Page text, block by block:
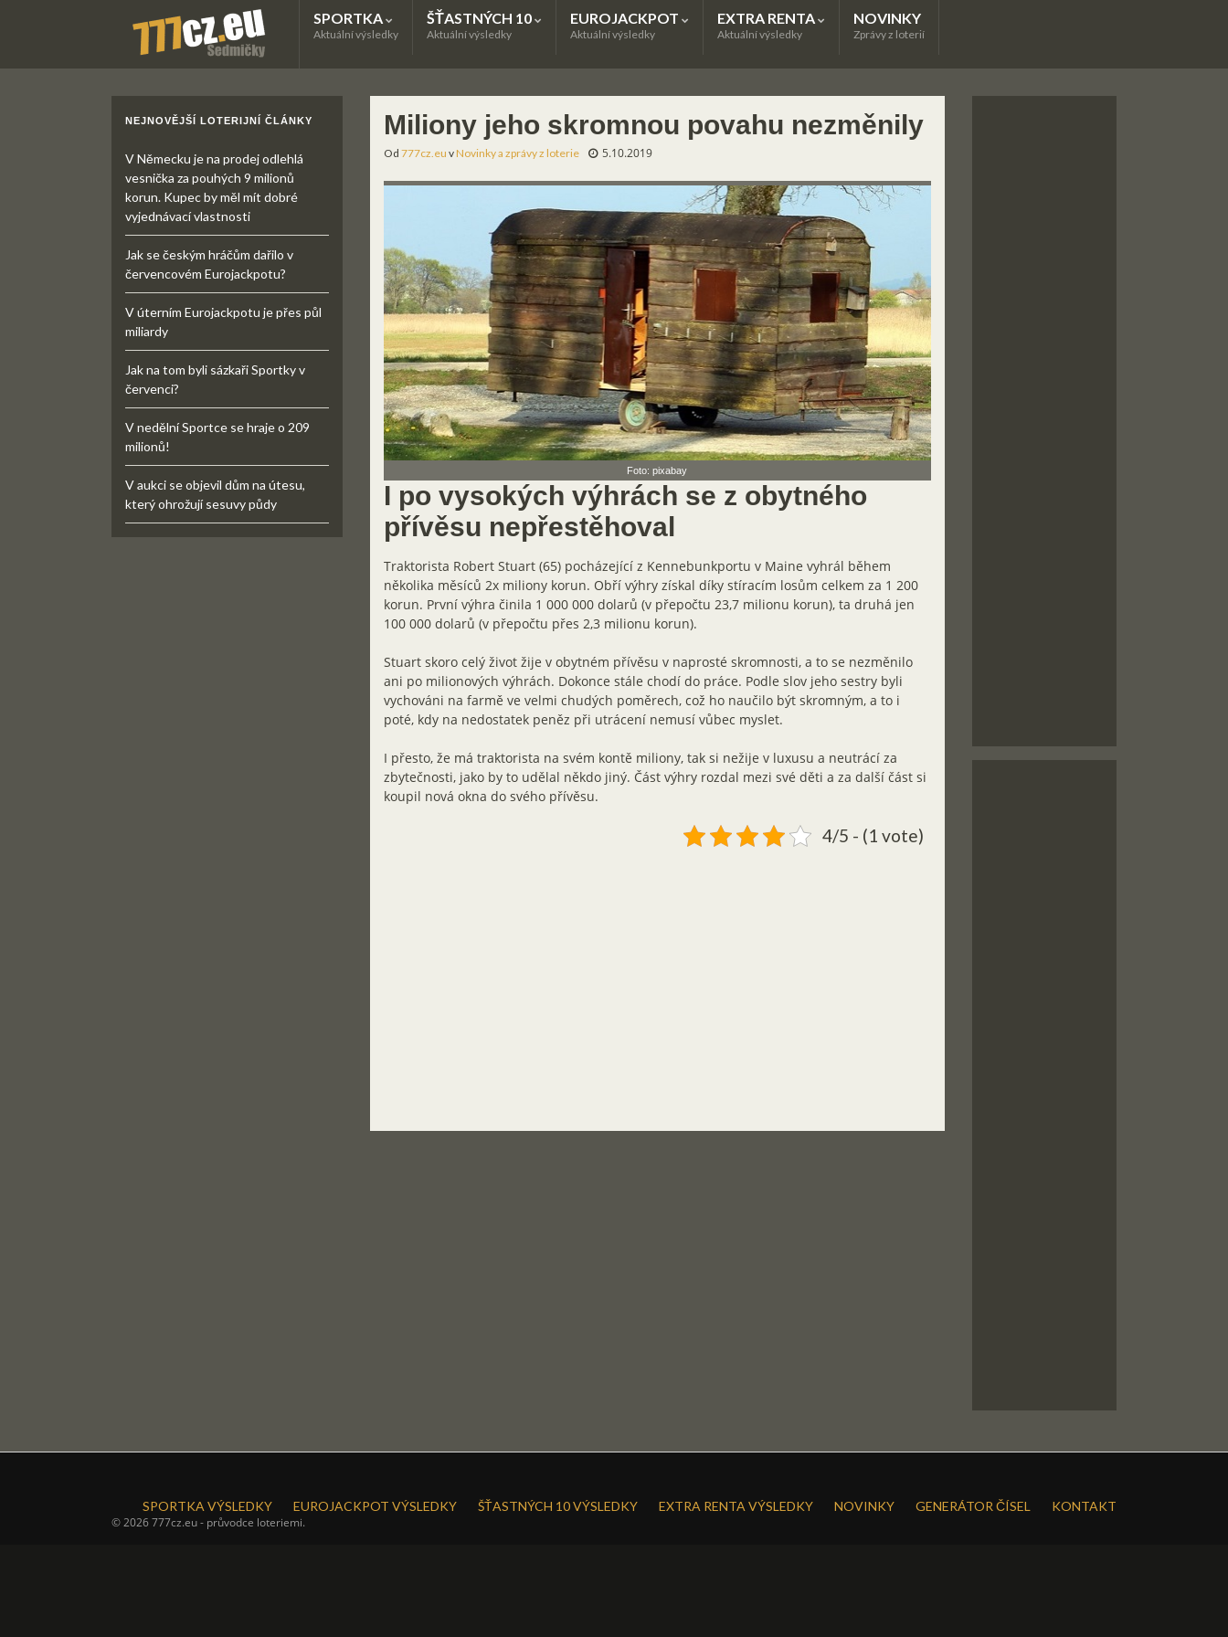
SPORTKA
Aktuální výsledky
ŠŤASTNÝCH 10
Aktuální výsledky
EUROJACKPOT
Aktuální výsledky
EXTRA RENTA
Aktuální výsledky
NOVINKY
Zprávy z loterií
Miliony jeho skromnou povahu nezměnily
Od 777cz.eu vNovinky a zprávy z loterie 5.10.2019
Foto: pixabay
I po vysokých výhrách se z obytného
přívěsu nepřestěhoval
Traktorista Robert Stuart (65) pocházející z Kennebunkportu v Maine vyhrál během
několika měsíců 2x miliony korun. Obří výhry získal díky stíracím losům celkem za 1 200
korun. První výhra činila 1 000 000 dolarů (v přepočtu 23,7 milionu korun), ta druhá jen
100 000 dolarů (v přepočtu přes 2,3 milionu korun).
Stuart skoro celý život žije v obytném přívěsu v naprosté skromnosti, a to se nezměnilo
ani po milionových výhrách. Dokonce stále chodí do práce. Podle slov jeho sestry byli
vychováni na farmě ve velmi chudých poměrech, což ho naučilo být skromným, a to i
poté, kdy na nedostatek peněz při utrácení nemusí vůbec myslet.
I přesto, že má traktorista na svém kontě miliony, tak si nežije v luxusu a neutrácí za
zbytečnosti, jako by to udělal někdo jiný. Část výhry rozdal mezi své děti a za další část si
koupil nová okna do svého přívěsu.
4/5 - (1 vote)
NEJNOVĚJŠÍ LOTERIJNÍ ČLÁNKY
V Německu je na prodej odlehlá
vesnička za pouhých 9 milionů
korun. Kupec by měl mít dobré
vyjednávací vlastnosti
Jak se českým hráčům dařilo v
červencovém Eurojackpotu?
V úterním Eurojackpotu je přes půl
miliardy
Jak na tom byli sázkaři Sportky v
červenci?
V nedělní Sportce se hraje o 209
milionů!
V aukci se objevil dům na útesu,
který ohrožují sesuvy půdy
SPORTKA VÝSLEDKY EUROJACKPOT VÝSLEDKY ŠŤASTNÝCH 10 VÝSLEDKY EXTRA RENTA VÝSLEDKY NOVINKY GENERÁTOR ČÍSEL
KONTAKT
© 2026 777cz.eu - průvodce loteriemi.